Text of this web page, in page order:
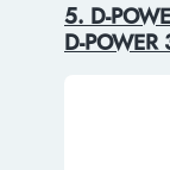
5. D-
D-